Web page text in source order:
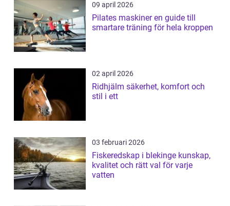
09 april 2026
Pilates maskiner en guide till
smartare träning för hela kroppen
02 april 2026
Ridhjälm säkerhet, komfort och
stil i ett
03 februari 2026
Fiskeredskap i blekinge kunskap,
kvalitet och rätt val för varje
vatten